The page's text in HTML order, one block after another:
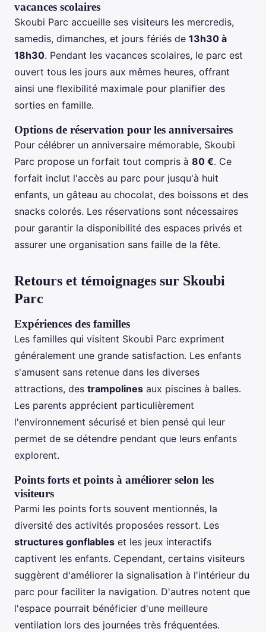
vacances scolaires
Skoubi Parc accueille ses visiteurs les mercredis,
samedis, dimanches, et jours fériés de 13h30 à
18h30. Pendant les vacances scolaires, le parc est
ouvert tous les jours aux mêmes heures, offrant
ainsi une flexibilité maximale pour planifier des
sorties en famille.
Options de réservation pour les anniversaires
Pour célébrer un anniversaire mémorable, Skoubi
Parc propose un forfait tout compris à 80 €. Ce
forfait inclut l'accès au parc pour jusqu'à huit
enfants, un gâteau au chocolat, des boissons et des
snacks colorés. Les réservations sont nécessaires
pour garantir la disponibilité des espaces privés et
assurer une organisation sans faille de la fête.
Retours et témoignages sur Skoubi
Parc
Expériences des familles
Les familles qui visitent Skoubi Parc expriment
généralement une grande satisfaction. Les enfants
s'amusent sans retenue dans les diverses
attractions, des trampolines aux piscines à balles.
Les parents apprécient particulièrement
l'environnement sécurisé et bien pensé qui leur
permet de se détendre pendant que leurs enfants
explorent.
Points forts et points à améliorer selon les
visiteurs
Parmi les points forts souvent mentionnés, la
diversité des activités proposées ressort. Les
structures gonflables et les jeux interactifs
captivent les enfants. Cependant, certains visiteurs
suggèrent d'améliorer la signalisation à l'intérieur du
parc pour faciliter la navigation. D'autres notent que
l'espace pourrait bénéficier d'une meilleure
ventilation lors des journées très fréquentées.